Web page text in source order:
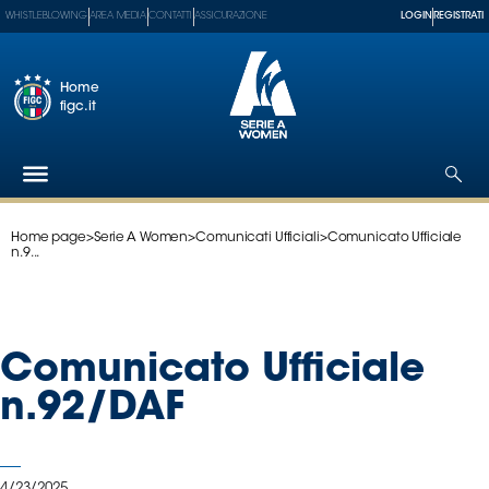
Federazione
SGS
Paralimpico
Serie
WHISTLEBLOWING AREA MEDIA CONTATTI ASSICURAZIONE LOGIN REGISTRATI
Home
figc.it
Home page>Serie A Women>Comunicati Ufficiali>Comunicato Ufficiale
n.9...
Comunicato Ufficiale
n.92/DAF